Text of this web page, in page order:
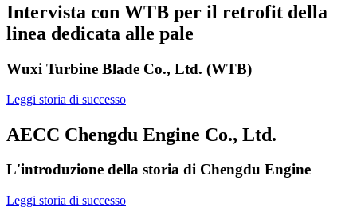
Intervista con WTB per il retrofit della
linea dedicata alle pale
Wuxi Turbine Blade Co., Ltd. (WTB)
Leggi storia di successo
AECC Chengdu Engine Co., Ltd.
L'introduzione della storia di Chengdu Engine
Leggi storia di successo